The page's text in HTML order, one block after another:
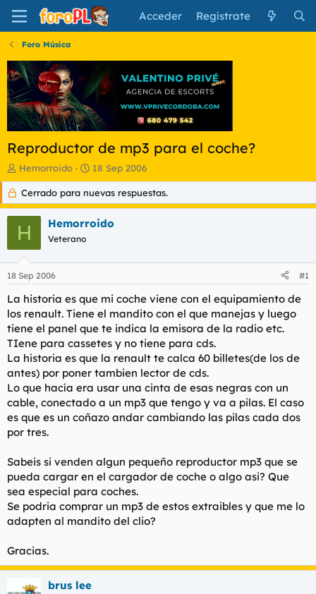
Acceder Regístrate
Foro Música
Reproductor de mp3 para el coche?
I
n
c
i
a
d
o
d
t
e
m
a
Hemorroido
F
e
c
h
d
i
o
18 Sep 2006
Cerrado para nuevas respuestas.
H Hemorroido
Veterano
18 Sep 2006 #1
La historia es que mi coche viene con el equipamiento de
los renault. Tiene el mandito con el que manejas y luego
tiene el panel que te indica la emisora de la radio etc.
TIene para cassetes y no tiene para cds.
La historia es que la renault te calca 60 billetes(de los de
antes) por poner tambien lector de cds.
Lo que hacía era usar una cinta de esas negras con un
cable, conectado a un mp3 que tengo y va a pilas. El caso
es que es un coñazo andar cambiando las pilas cada dos
por tres.
Sabeis si venden algun pequeño reproductor mp3 que se
pueda cargar en el cargador de coche o algo asi? Que
sea especial para coches.
Se podria comprar un mp3 de estos extraibles y que me lo
adapten al mandito del clio?
Gracias.
brus lee